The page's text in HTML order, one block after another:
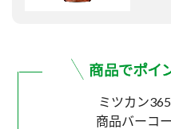
ミツカン
商品バーコ